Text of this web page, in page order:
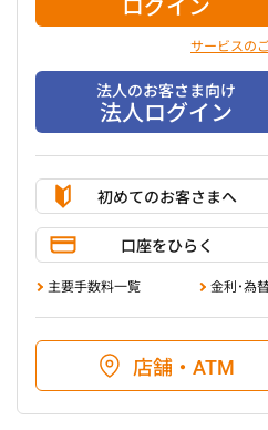
ログイン
サービスの
法人のお客さま向け
法人ログイン
初めてのお客さまへ
口座をひらく
主要手数料一覧 金利･為
店舗・ATM